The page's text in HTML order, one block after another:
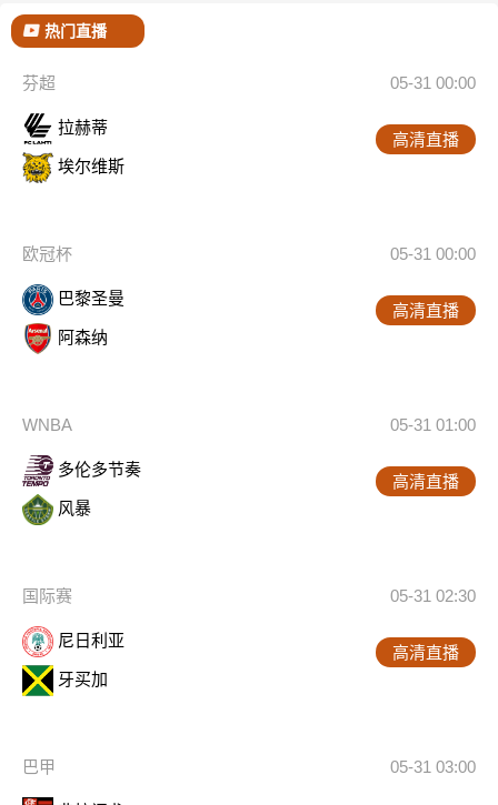
热门直播
芬超 05-31 00:00
拉赫蒂
埃尔维斯
高清直播
欧冠杯 05-31 00:00
巴黎圣曼
阿森纳
高清直播
WNBA 05-31 01:00
多伦多节奏
风暴
高清直播
国际赛 05-31 02:30
尼日利亚
牙买加
高清直播
巴甲 05-31 03:00